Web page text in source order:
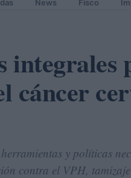
News Fisco
cáncer
y políticas
contra el VPH,